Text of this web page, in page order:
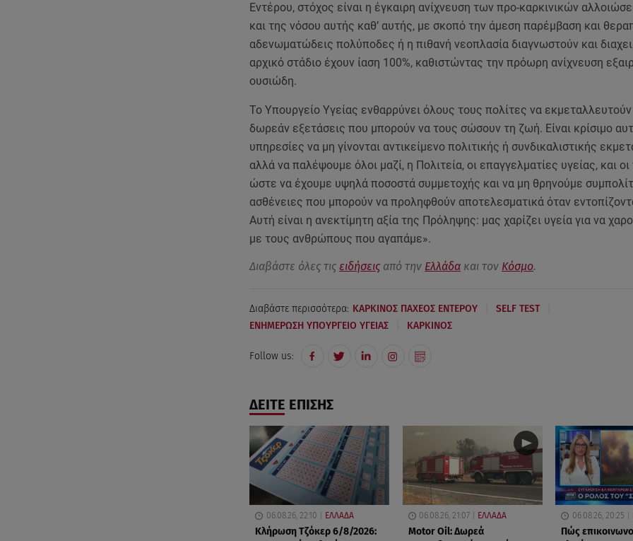
Εντέρου, στόχος είναι η έγκαιρη ανίχνευση των προ-καρκινικών
και της νόσου αυτής καθ’ αυτής, με σκοπό την άμεση παρέμβαση και
αδενωματώδεις πολύποδες ή η πιθανή νεοπλασία διαγνωστούν και
αρχικό στάδιο έχουν ίαση 100%, καθιστώντας την πρόωρη ανίχνευση
ουσιώδη.
Το Υπουργείο Υγείας ενθαρρύνει όλους τους πολίτες να εκμεταλλευτούν
δωρεάν εξετάσεις που μπορούν να τους σώσουν τη ζωή. Είναι κρίσιμο
υπηρεσίες να μη γίνονται αντικείμενο πολιτικής ή συνδικαλιστικής
αλλά να παλέψουμε όλοι μαζί, η Πολιτεία, οι επαγγελματίες υγείας, και οι
ώστε να έχουμε υψηλά ποσοστά συμμετοχής και να μη θρηνούμε
ασθένειες που μπορούν να προληφθούν αποτελεσματικά όταν
Αυτή είναι η ανεκτίμητη αξία της Πρόληψης: μας χαρίζει υγεία για να
με τους ανθρώπους που αγαπάμε».
Διαβάστε όλες τις ειδήσειςαπό την Ελλάδακαι τον Κόσμο.
Διαβάστε περισσότερα: ΚΑΡΚΙΝΟΣ ΠΑΧΕΟΣ ΕΝΤΕΡΟΥ SELF TEST
ΕΝΗΜΕΡΩΣΗ ΥΠΟΥΡΓΕΙΟ ΥΓΕΙΑΣ ΚΑΡΚΙΝΟΣ
Follow us:
ΔΕΙΤΕ ΕΠΙΣΗΣ
06.08.26, 22:10 ΕΛΛΑΔΑ
Κλήρωση Τζόκερ 6/8/2026:
06.08.26, 21:07 ΕΛΛΑΔΑ
Motor Oil: Δωρεά
06.08.26, 20:25
Πώς